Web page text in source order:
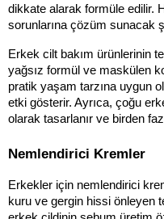
dikkate alarak formüle edilir.
sorunlarına çözüm sunacak
Erkek cilt bakım ürünlerinin
yağsız formül ve maskülen
pratik yaşam tarzına uygun
etki gösterir. Ayrıca, çoğu
olarak tasarlanır ve birden
Nemlendirici Kremler
Erkekler için nemlendirici
kuru ve gergin hissi önleyen